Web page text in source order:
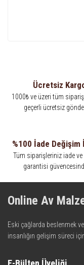
Ücretsiz
1000₺ ve üzeri tüm
geçerli ücretsiz
%100 İade Değişim
Tüm siparişleriniz iade
garantisi
Online Av
Eski çağlarda beslenmek
insanlığın gelişim süreci
teknolojinin dokunuşuyla